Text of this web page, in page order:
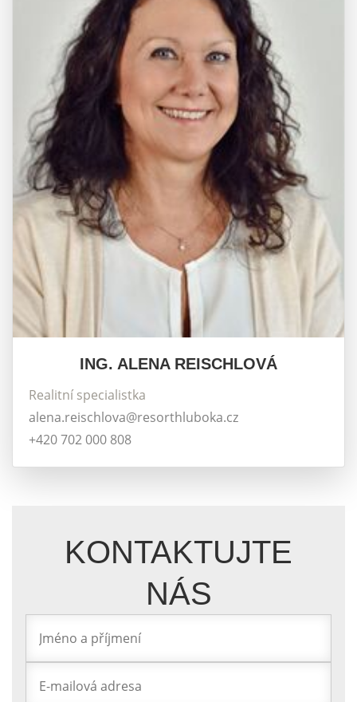
ING. ALENA REISCHLOVÁ
Realitní specialistka
alena.reischlova@resorthluboka.cz
+420 702 000 808
KONTAKTUJTE
NÁS